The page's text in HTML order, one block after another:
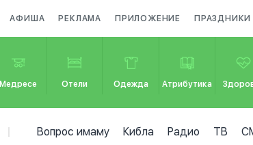
АФИША РЕКЛАМА ПРИЛОЖЕНИЕ ПРАЗДНИКИ
Медресе Отели Одежда Атрибутика
Вопрос имаму Кибла Радио ТВ